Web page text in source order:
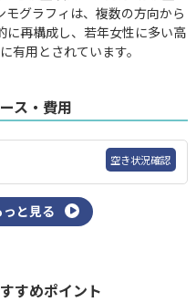
モグラフィは、複数の方向から
再構成し、若年女性に多い高
有用とされています。
ス・費用
空き状況確認
と見る
すめポイント